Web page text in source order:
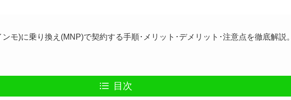
モ)に乗り換え(MNP)で契約する手順･メリット･デメリット･注意点を徹底解説。
目次